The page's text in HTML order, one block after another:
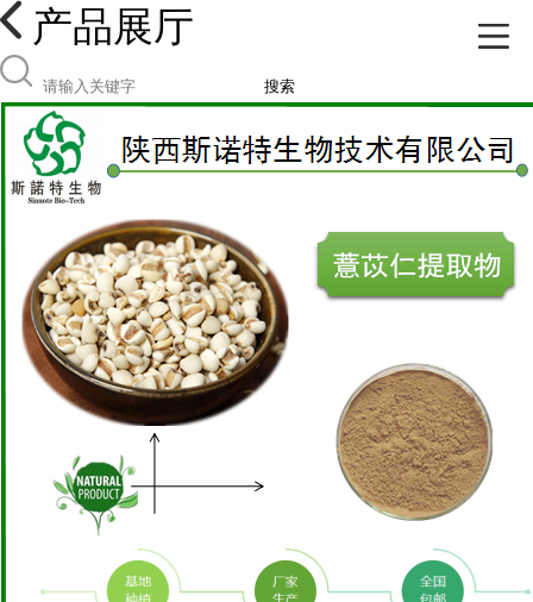
产品展厅
搜索